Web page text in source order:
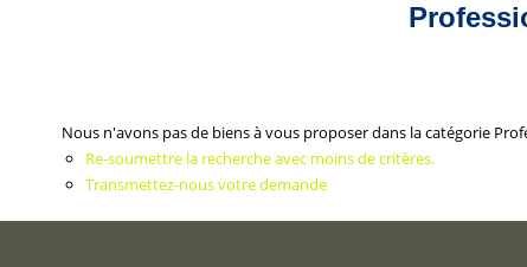
Nous n'avons pas de biens à vous proposer dans la catégorie
Re-soumettre la recherche avec moins de critères.
Transmettez-nous votre demande